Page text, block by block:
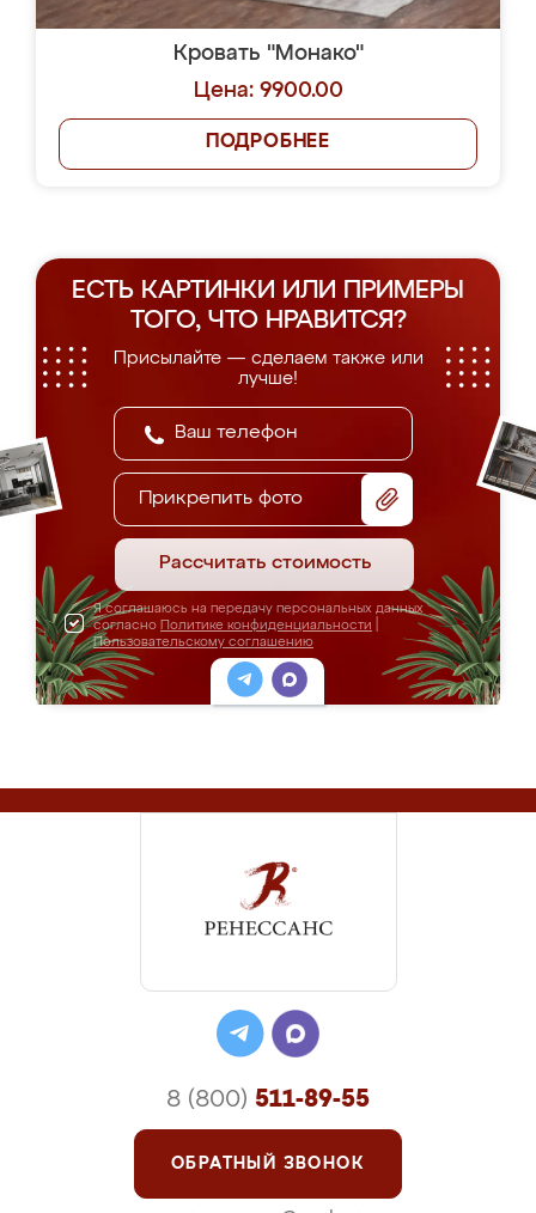
Кровать "Монако"
Цена: 9900.00
ПОДРОБНЕЕ
ЕСТЬ КАРТИНКИ ИЛИ ПРИМЕРЫ
ТОГО, ЧТО НРАВИТСЯ?
Присылайте — сделаем также или
лучше!
Прикрепить фото
Рассчитать стоимость
Я соглашаюсь на передачу персональных данных
согласно Политике конфиденциальности
Пользовательскому соглашению
8 (800) 511-89-55
ОБРАТНЫЙ ЗВОНОК